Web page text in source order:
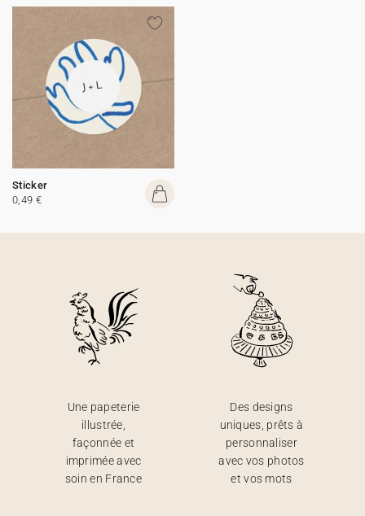
Sticker
0,49 €
Une papeterie
illustrée,
façonnée et
imprimée avec
soin en France
Des designs
uniques, prêts à
personnaliser
avec vos photos
et vos mots